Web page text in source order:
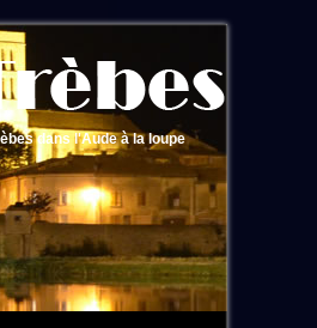
dans l'Aude à la loupe